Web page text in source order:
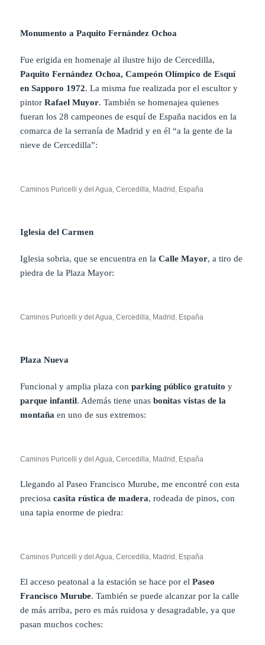
Monumento a Paquito Fernández Ochoa
Fue erigida en homenaje al ilustre hijo de Cercedilla,
Paquito Fernández Ochoa, Campeón Olímpico de Esquí
en Sapporo 1972. La misma fue realizada por el escultor y
pintorRafael Muyor. También se homenajea quienes
fueran los 28 campeones de esquí de España nacidos en la
comarca de la serranía de Madrid y en él “a la gente de la
nieve de Cercedilla”:
Caminos Puricelli y del Agua, Cercedilla, Madrid, España
Iglesia del Carmen
Iglesia sobria, que se encuentra en laCalle Mayor, a tiro de
piedra de la Plaza Mayor:
Caminos Puricelli y del Agua, Cercedilla, Madrid, España
Plaza Nueva
Funcional y amplia plaza conparking público gratuito y
parque infantil. Además tiene unasbonitas vistas de la
montaña en uno de sus extremos:
Caminos Puricelli y del Agua, Cercedilla, Madrid, España
Llegando al Paseo Francisco Murube, me encontré con esta
preciosa casita rústica de madera, rodeada de pinos, con
una tapia enorme de piedra:
Caminos Puricelli y del Agua, Cercedilla, Madrid, España
El acceso peatonal a la estación se hace por elPaseo
Francisco Murube. También se puede alcanzar por la calle
de más arriba, pero es más ruidosa y desagradable, ya que
pasan muchos coches: